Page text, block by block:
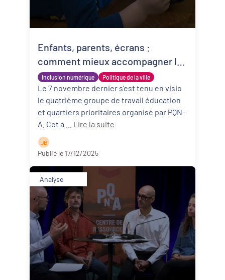
Inclusion numérique Politique de la ville
Enfants, parents, écrans :
comment mieux accompagner les
familles face aux usages du
numérique ? Synthèse des
échanges du groupe de travail #4
Le 7 novembre dernier s’est tenu en visio
le quatrième groupe de travail éducation
et quartiers prioritaires organisé par PQN-
Lire la suite
D B
Publié le 17/12/2025
Analyse